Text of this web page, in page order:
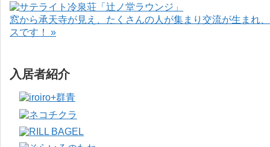
窓から承天寺が見え、たくさんの人が集まり交流が生まれ
スです！ »
入居者紹介